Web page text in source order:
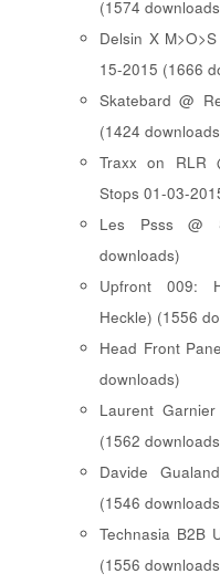
(1574
Delsin X
15-2015 (1666
Skatebard @
(1424
Traxx on RLR
Stops 01-03-
Les Psss @
downloads)
Upfront 009:
Heckle) (1556
Head Front
downloads)
Laurent
(1562
Davide
(1546
Technasia B2B
(1556